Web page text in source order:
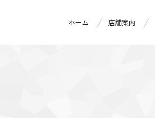
ホーム 店舗案内